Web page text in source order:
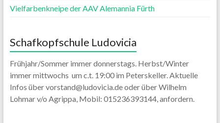
Vielfarbenkneipe der AAV Alemannia Fürth
Schafkopfschule Ludovicia
Frühjahr/Sommer immer donnerstags. Herbst/Winter
immer mittwochs um c.t. 19:00 im Peterskeller. Aktuelle
Infos über vorstand@ludovicia.de oder über Wilhelm
Lohmar v/o Agrippa, Mobil: 015236393144, anfordern.